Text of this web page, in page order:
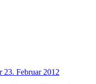
23. Februar 2012